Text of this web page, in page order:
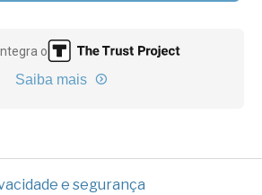
o
Saiba mais
e segurança